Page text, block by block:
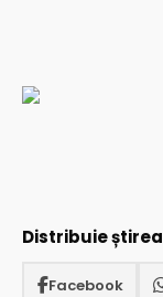
Distribuie știrea
Facebook